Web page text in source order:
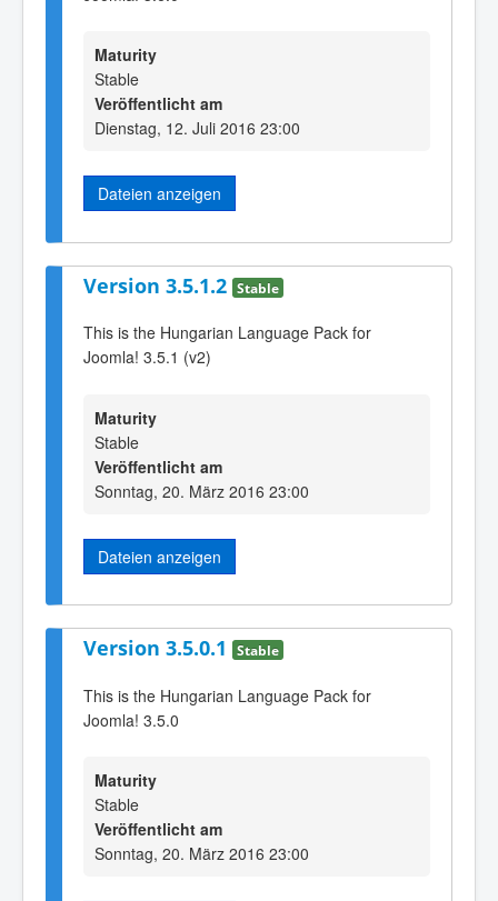
Maturity
Stable
Veröffentlicht am
Dienstag, 12. Juli 2016 23:00
Dateien anzeigen
Version 3.5.1.2 Stable
This is the Hungarian Language Pack for
Joomla! 3.5.1 (v2)
Maturity
Stable
Veröffentlicht am
Sonntag, 20. März 2016 23:00
Dateien anzeigen
Version 3.5.0.1 Stable
This is the Hungarian Language Pack for
Joomla! 3.5.0
Maturity
Stable
Veröffentlicht am
Sonntag, 20. März 2016 23:00